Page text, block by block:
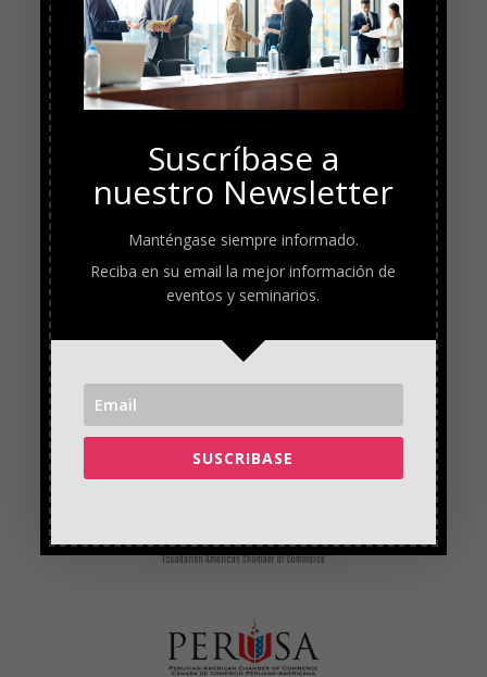
Suscríbase a
nuestro Newsletter
Manténgase siempre informado.
Reciba en su email la mejor información de
eventos y seminarios.
SUSCRIBASE